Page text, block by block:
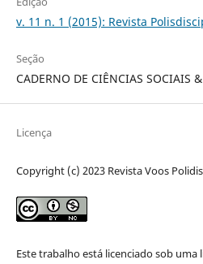
v. 11 n. 1 (2015): Revista
Seção
CADERNO DE CIÊNCIAS SOCIAIS
Licença
Copyright (c) 2023 Revista Voos
Este trabalho está licenciado sob uma